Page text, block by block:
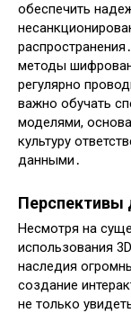
обеспечить
методы
регулярно
важно обучать
моделями,
культуру
данными․
Перспективы
Несмотря на
использования
наследия
создание
не только